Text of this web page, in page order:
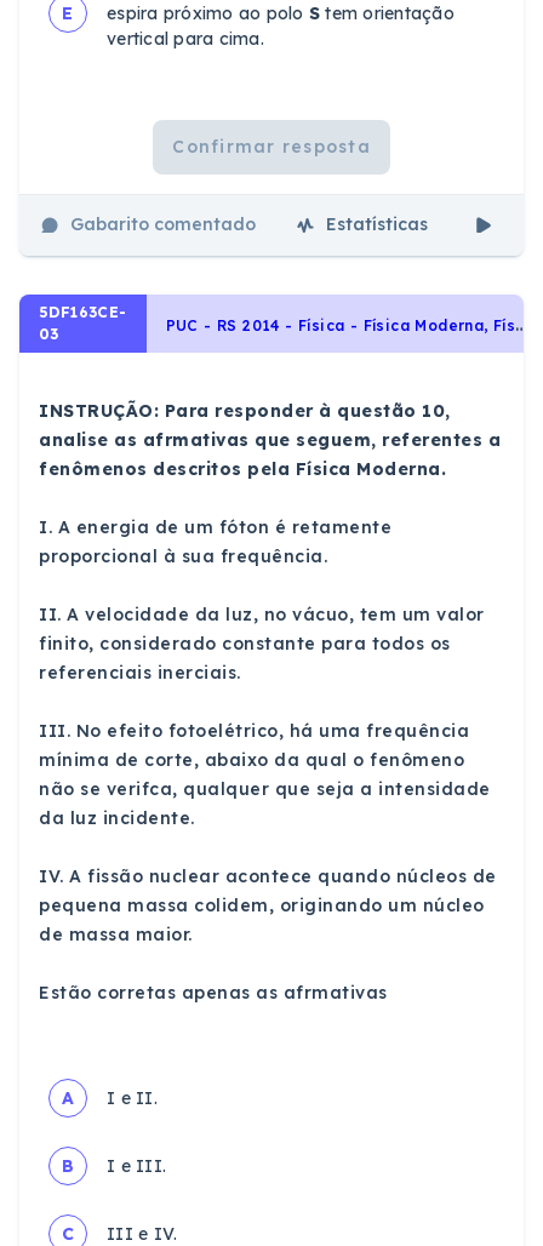
E
espira próximo ao polo S tem orientação
vertical para cima.
Confirmar resposta
Gabarito comentado Estatísticas
5DF163CE-
03
P
UC - RS 2014 - Física - Física Moderna, Física Atômica e Nuclear, Teoria Quântica
INSTRUÇÃO: Para responder à questão 10,
analise as afrmativas que seguem, referentes a
fenômenos descritos pela Física Moderna.
I. A energia de um fóton é retamente
proporcional à sua frequência.
II. A velocidade da luz, no vácuo, tem um valor
finito, considerado constante para todos os
referenciais inerciais.
III. No efeito fotoelétrico, há uma frequência
mínima de corte, abaixo da qual o fenômeno
não se verifca, qualquer que seja a intensidade
da luz incidente.
IV. A fissão nuclear acontece quando núcleos de
pequena massa colidem, originando um núcleo
de massa maior.
Estão corretas apenas as afrmativas
A I e II.
B I e III.
C III e IV.